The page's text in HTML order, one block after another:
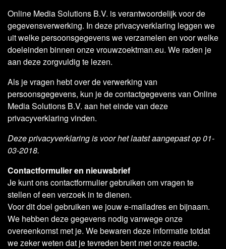
Online Media Solutions B.V. is verantwoordelijk voor de
gegevensverwerking. In deze privacyverklaring leggen we
uit welke persoonsgegevens we verzamelen en voor welke
doeleinden binnen onze vrouwzoektman.eu. We raden je
aan deze zorgvuldig te lezen.
Als je vragen hebt over de verwerking van
persoonsgegevens, kun je de contactgegevens van Online
Media Solutions B.V. aan het einde van deze
privacyverklaring vinden.
Deze privacyverklaring is voor het laatst aangepast op 01-
03-2018.
Contactformulier en nieuwsbrief
Je kunt ons contactformulier gebruiken om vragen te
stellen of een verzoek in te dienen.
Voor dit doel gebruiken we jouw e-mailadres en bijnaam.
We hebben deze gegevens nodig vanwege onze
overeenkomst met je. We bewaren deze informatie totdat
we zeker weten dat je tevreden bent met onze reactie.